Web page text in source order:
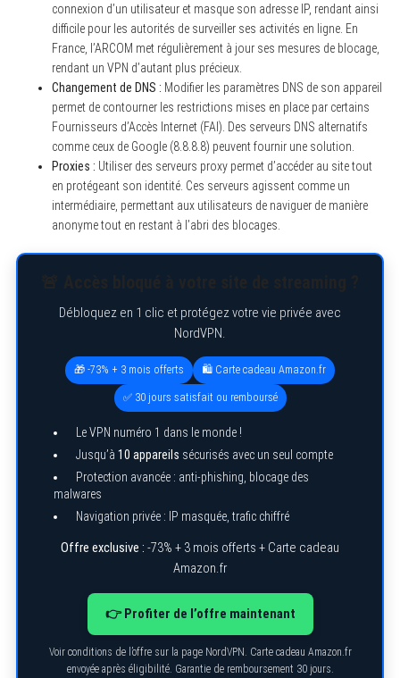
connexion d’un utilisateur et masque son adresse IP, rendant ainsi
difficile pour les autorités de surveiller ses activités en ligne. En
France, l’ARCOM met régulièrement à jour ses mesures de blocage,
rendant un VPN d’autant plus précieux.
Changement de DNS : Modifier les paramètres DNS de son appareil
permet de contourner les restrictions mises en place par certains
Fournisseurs d’Accès Internet (FAI). Des serveurs DNS alternatifs
comme ceux de Google (8.8.8.8) peuvent fournir une solution.
Proxies : Utiliser des serveurs proxy permet d’accéder au site tout
en protégeant son identité. Ces serveurs agissent comme un
intermédiaire, permettant aux utilisateurs de naviguer de manière
anonyme tout en restant à l’abri des blocages.
Débloquez en 1 clic et protégez votre vie privée avec
NordVPN.
🎁 -73% + 3 mois offerts 🛍️ Carte cadeau Amazon.fr
✅ 30 jours satisfait ou remboursé
Le VPN numéro 1 dans le monde !
Jusqu’à 10 appareils sécurisés avec un seul compte
Protection avancée : anti-phishing, blocage des
malwares
Navigation privée : IP masquée, trafic chiffré
Offre exclusive : -73% + 3 mois offerts + Carte cadeau
Amazon.fr
👉 Profiter de l’offre maintenant
Voir conditions de l’offre sur la page NordVPN. Carte cadeau Amazon.fr
envoyée après éligibilité. Garantie de remboursement 30 jours.
r
f